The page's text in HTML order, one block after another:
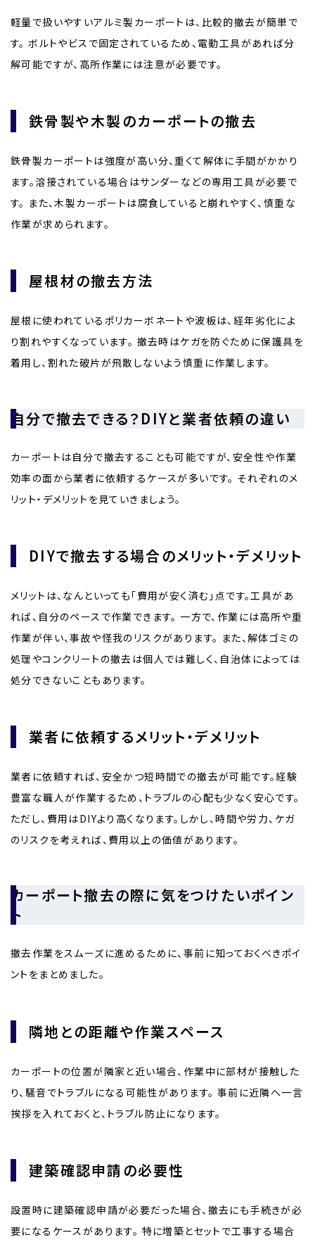
軽量で扱いやすいアルミ製カーポートは、比較的撤去が簡単で
す。 ボルトやビスで固定されているため、電動工具があれば分
解可能ですが、高所作業には注意が必要です。
鉄骨製や木製のカーポートの撤去
鉄骨製カーポートは強度が高い分、重くて解体に手間がかかり
ます。溶接されている場合はサンダーなどの専用工具が必要で
す。 また、木製カーポートは腐食していると崩れやすく、慎重な
作業が求められます。
屋根材の撤去方法
屋根に使われているポリカーボネートや波板は、経年劣化によ
り割れやすくなっています。 撤去時はケガを防ぐために保護具を
着用し、割れた破片が飛散しないよう慎重に作業します。
自分で撤去できる？DIYと業者依頼の違い
カーポートは自分で撤去することも可能ですが、安全性や作業
効率の面から業者に依頼するケースが多いです。 それぞれのメ
リット・デメリットを見ていきましょう。
DIYで撤去する場合のメリット・デメリット
メリットは、なんといっても「費用が安く済む」点です。工具があ
れば、自分のペースで作業できます。 一方で、作業には高所や重
作業が伴い、事故や怪我のリスクがあります。 また、解体ゴミの
処理やコンクリートの撤去は個人では難しく、自治体によっては
処分できないこともあります。
業者に依頼するメリット・デメリット
業者に依頼すれば、安全かつ短時間での撤去が可能です。経験
豊富な職人が作業するため、トラブルの心配も少なく安心です。
ただし、費用はDIYより高くなります。しかし、時間や労力、ケガ
のリスクを考えれば、費用以上の価値があります。
カーポート撤去の際に気をつけたいポイン
ト
撤去作業をスムーズに進めるために、事前に知っておくべきポイ
ントをまとめました。
隣地との距離や作業スペース
カーポートの位置が隣家と近い場合、作業中に部材が接触した
り、騒音でトラブルになる可能性があります。 事前に近隣へ一言
挨拶を入れておくと、トラブル防止になります。
建築確認申請の必要性
設置時に建築確認申請が必要だった場合、撤去にも手続きが必
要になるケースがあります。 特に増築とセットで工事する場合